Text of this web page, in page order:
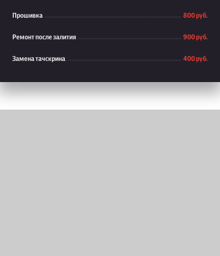
Прошивка 800 руб.
Ремонт после залития 900 руб.
Замена тачскрина 400 руб.